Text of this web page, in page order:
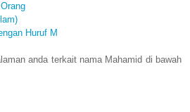
Huruf M
anda terkait nama Mahamid di bawah